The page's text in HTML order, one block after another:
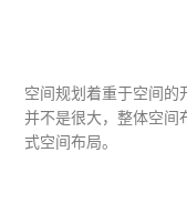
空间规划着重于空间的
并不是很大，整体空间
式空间布局。